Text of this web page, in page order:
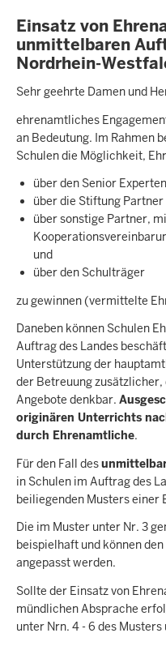
Einsatz von
unmittelbaren
Nordrhein-
Sehr geehrte Damen und
ehrenamtliches
an Bedeutung. Im Rahmen
Schulen die Möglichkeit,
über den Senior
über die Stiftung Partner
über sonstige Partner,
und
über den Schulträger
zu gewinnen (vermittelte
Daneben können Schulen
Auftrag des Landes
Unterstützung der
der Betreuung
Angebote denkbar.
originären Unterrichts
durch Ehrenamtliche.
Für den Fall des
in Schulen im Auftrag des
beiliegenden Musters einer
Die im Muster unter Nr. 3
beispielhaft und können
angepasst werden.
Sollte der Einsatz von
mündlichen Absprache
unter Nrn. 4 - 6 des